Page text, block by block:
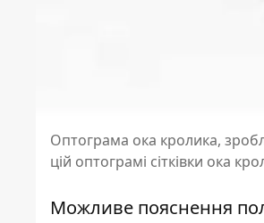
Оптограма ока кролика,
цій оптограмі сітківки ока
Можливе пояснення